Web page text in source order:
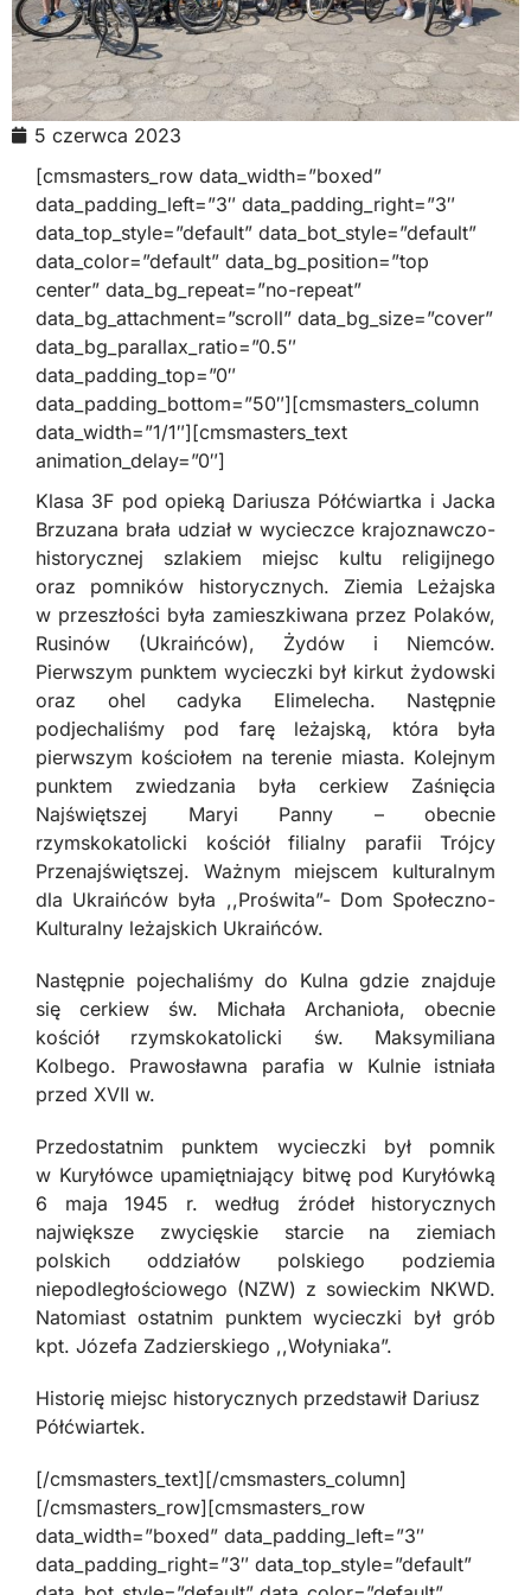
5 czerwca 2023
[cmsmasters_row data_width=”boxed”
data_padding_left=”3″ data_padding_right=”3″
data_top_style=”default” data_bot_style=”default”
data_color=”default” data_bg_position=”top
center” data_bg_repeat=”no-repeat”
data_bg_attachment=”scroll” data_bg_size=”cover”
data_bg_parallax_ratio=”0.5″
data_padding_top=”0″
data_padding_bottom=”50″][cmsmasters_column
data_width=”1/1″][cmsmasters_text
animation_delay=”0″]
Klasa 3F pod opieką Dariusza Półćwiartka i Jacka
Brzuzana brała udział w wycieczce krajoznawczo-
historycznej szlakiem miejsc kultu religijnego
oraz pomników historycznych. Ziemia Leżajska
w przeszłości była zamieszkiwana przez Polaków,
Rusinów (Ukraińców), Żydów i Niemców.
Pierwszym punktem wycieczki był kirkut żydowski
oraz ohel cadyka Elimelecha. Następnie
podjechaliśmy pod farę leżajską, która była
pierwszym kościołem na terenie miasta. Kolejnym
punktem zwiedzania była cerkiew Zaśnięcia
Najświętszej Maryi Panny – obecnie
rzymskokatolicki kościół filialny parafii Trójcy
Przenajświętszej. Ważnym miejscem kulturalnym
dla Ukraińców była ,,Proświta”- Dom Społeczno-
Kulturalny leżajskich Ukraińców.
Następnie pojechaliśmy do Kulna gdzie znajduje
się cerkiew św. Michała Archanioła, obecnie
kościół rzymskokatolicki św. Maksymiliana
Kolbego. Prawosławna parafia w Kulnie istniała
przed XVII w.
Przedostatnim punktem wycieczki był pomnik
w Kuryłówce upamiętniający bitwę pod Kuryłówką
6 maja 1945 r. według źródeł historycznych
największe zwycięskie starcie na ziemiach
polskich oddziałów polskiego podziemia
niepodległościowego (NZW) z sowieckim NKWD.
Natomiast ostatnim punktem wycieczki był grób
kpt. Józefa Zadzierskiego ,,Wołyniaka”.
Historię miejsc historycznych przedstawił Dariusz
Półćwiartek.
[/cmsmasters_text][/cmsmasters_column]
[/cmsmasters_row][cmsmasters_row
data_width=”boxed” data_padding_left=”3″
data_padding_right=”3″ data_top_style=”default”